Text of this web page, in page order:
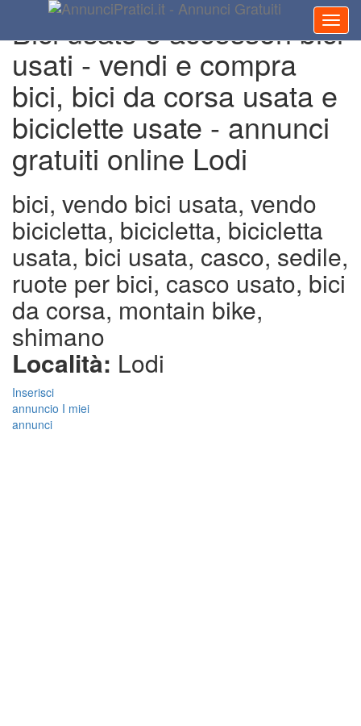
Bici usate e accessori bici
usati - vendi e compra
bici, bici da corsa usata e
biciclette usate - annunci
gratuiti online Lodi
bici, vendo bici usata, vendo
bicicletta, bicicletta, bicicletta
usata, bici usata, casco, sedile,
ruote per bici, casco usato, bici
da corsa, montain bike,
shimano
Località: Lodi
Inserisci
annuncio I miei
annunci